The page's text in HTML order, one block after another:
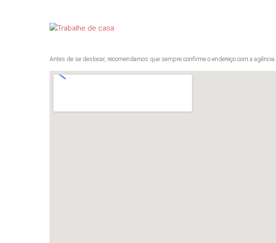
Antes de se deslocar, recomendamos que sempre confirme o endereço com a agência.